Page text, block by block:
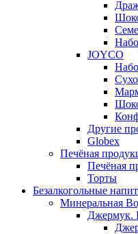
JOYCO
Другие
Globex
Печёная
Печёная
Торты
Безалкогольные
Минеральная
Джермук.